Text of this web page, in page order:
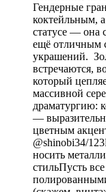
Гендерные
коктейльным,
статусе — она
ещё отличным
украшений.
встречаются,
который
массивной
драматургию:
—
цветным
@shinobi34/
носить
стильПусть